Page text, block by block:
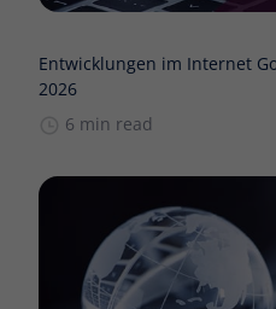
Entwicklungen im Internet
2026
6 min read